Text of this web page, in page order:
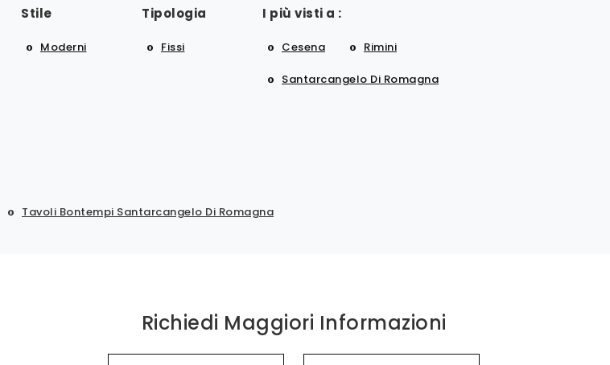
Stile
Moderni
Tipologia
Fissi
I più visti a :
Cesena Rimini
Santarcangelo Di Romagna
Tavoli Bontempi Santarcangelo Di Romagna
Richiedi Maggiori Informazioni